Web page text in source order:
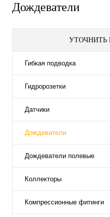
Дождеватели
УТОЧНИТЬ
Гибкая подводка
Гидророзетки
Датчики
Дождеватели
Дождеватели полевые
Коллекторы
Компрессионные фитинги